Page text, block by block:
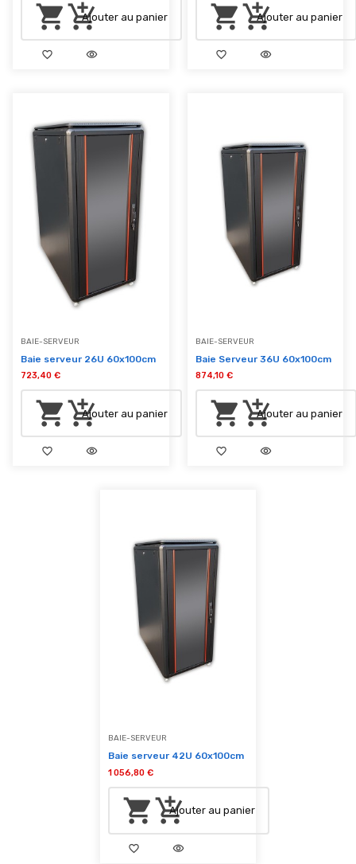
shopping_cartadd_shopping_cartAjouter au panier
favorite_border visibility
shopping_cartadd_shopping_cartAjouter au panier
favorite_border visibility
BAIE-SERVEUR
Baie serveur 26U 60x100cm
723,40 €
shopping_cartadd_shopping_cartAjouter au panier
favorite_border visibility
BAIE-SERVEUR
Baie Serveur 36U 60x100cm
874,10 €
shopping_cartadd_shopping_cartAjouter au panier
favorite_border visibility
BAIE-SERVEUR
Baie serveur 42U 60x100cm
1 056,80 €
shopping_cartadd_shopping_cartAjouter au panier
favorite_border visibility